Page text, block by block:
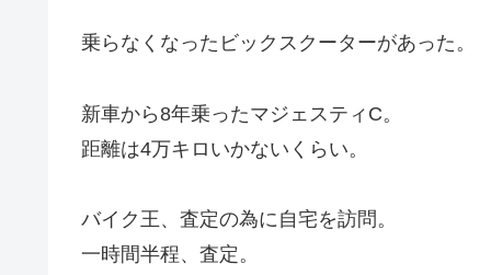
乗らなくなったビックスクーターがあった。
新車から8年乗ったマジェスティC。
距離は4万キロいかないくらい。
バイク王、査定の為に自宅を訪問。
一時間半程、査定。